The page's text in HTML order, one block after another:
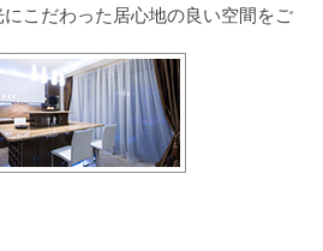
こだわった居心地の良い空間をご